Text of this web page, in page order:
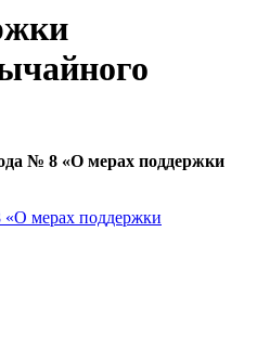
№ 8 «О мерах поддержки
«О мерах поддержки